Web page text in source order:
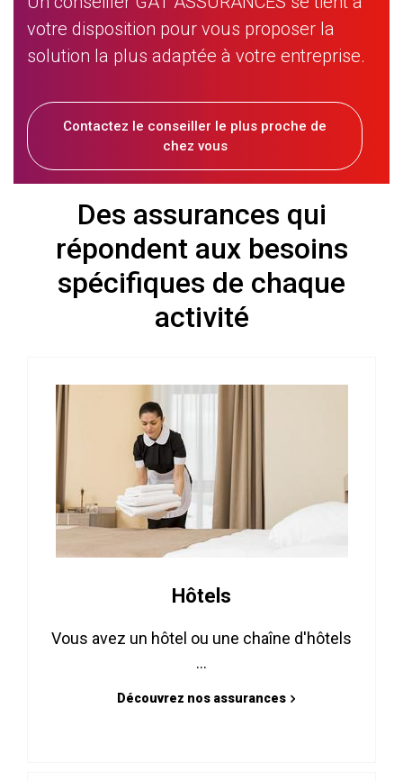
votre disposition pour vous proposer la
solution la plus adaptée à votre entreprise.
Contactez le conseiller le plus proche de
chez vous
Des assurances qui
répondent aux besoins
spécifiques de chaque
activité
Hôtels
Vous avez un hôtel ou une chaîne d'hôtels
...
Découvrez nos assurances